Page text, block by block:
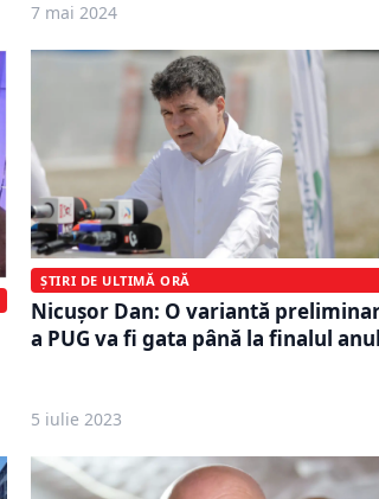
7 mai 2024
ȘTIRI DE ULTIMĂ ORĂ
Nicuşor Dan: O variantă
a PUG va fi gata până la finalul
5 iulie 2023